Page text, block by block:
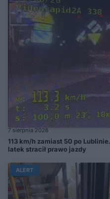
7 sierpnia 2026
113 km/h zamiast 50 po
latek stracił prawo jazdy
ALERT